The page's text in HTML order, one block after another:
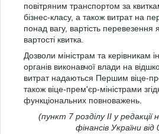
повітряним транспортом за
бізнес-класу, а також витрат на
понад вагу, вартість перевезення
вартості квитка.
Дозволи міністрам та керівникам
органів виконавчої влади на
витрат надаються Першим віце-
також віце-прем'єр-міністрами
функціональних повноважень.
(пункт 7 розділу ІІ у
фінансів України